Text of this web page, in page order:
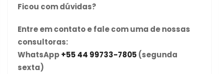
Ficou com dúvidas?
Entre em contato e fale com uma de nossas
consultoras:
WhatsApp +55 44 99733-7805 (segunda
sexta)